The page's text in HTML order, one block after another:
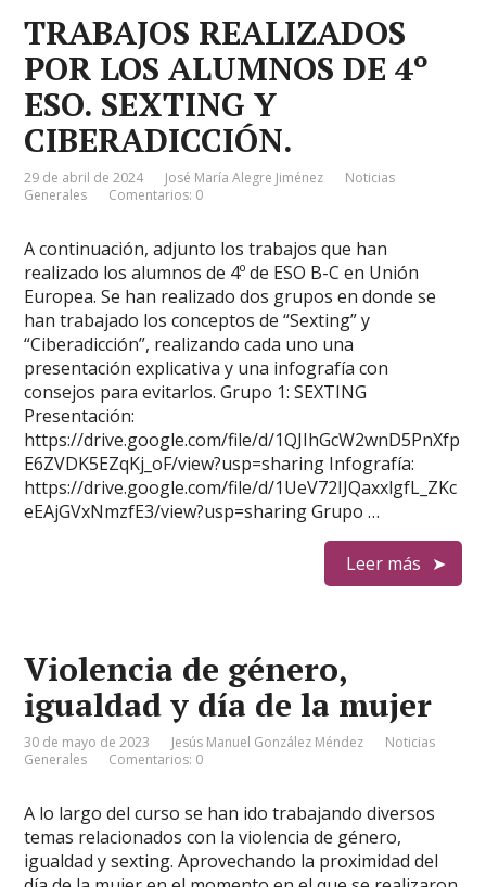
TRABAJOS REALIZADOS
POR LOS ALUMNOS DE 4º
ESO. SEXTING Y
CIBERADICCIÓN.
29 de abril de 2024 José María Alegre Jiménez
Noticias
Generales
Comentarios: 0
A continuación, adjunto los trabajos que han
realizado los alumnos de 4º de ESO B-C en Unión
Europea. Se han realizado dos grupos en donde se
han trabajado los conceptos de “Sexting” y
“Ciberadicción”, realizando cada uno una
presentación explicativa y una infografía con
consejos para evitarlos. Grupo 1: SEXTING
Presentación:
https://drive.google.com/file/d/1QJIhGcW2wnD5PnXfp
E6ZVDK5EZqKj_oF/view?usp=sharing Infografía:
https://drive.google.com/file/d/1UeV72IJQaxxlgfL_ZKc
eEAjGVxNmzfE3/view?usp=sharing Grupo …
Leer más
Violencia de género,
igualdad y día de la mujer
30 de mayo de 2023 Jesús Manuel González Méndez
Noticias
Generales
Comentarios: 0
A lo largo del curso se han ido trabajando diversos
temas relacionados con la violencia de género,
igualdad y sexting. Aprovechando la proximidad del